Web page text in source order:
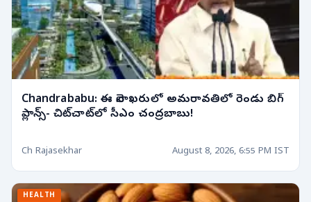
Chandrababu: ఈ నెలాఖరులో అమరావతిలో రెండు బిగ్
ప్లాన్స్- చిట్‌చాట్‌లో సీఎం చంద్రబాబు!
Ch Rajasekhar August 8, 2026, 6:55 PM IST
HEALTH